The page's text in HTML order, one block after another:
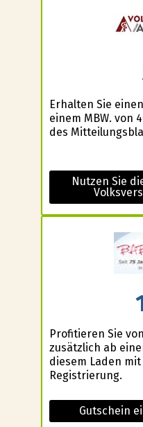
Erhalten Sie
einem MBW. von
des
Nutzen Sie
Profitieren Sie
zusätzlich ab
diesem Laden
Registrierung.
Gutschein